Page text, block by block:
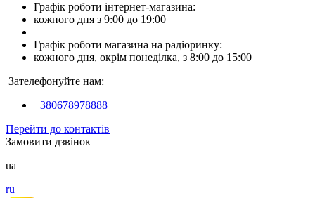
Графік роботи інтернет-магазина:
кожного дня з 9:00 до 19:00
Графік роботи магазина на радіоринку:
кожного дня, окрім понеділка, з 8:00 до 15:00
Зателефонуйте нам:
+380678978888
Перейти до контактів
Замовити дзвінок
ua
ru